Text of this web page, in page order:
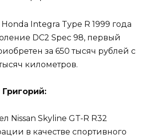
Honda Integra Type R 1999 года
DC2 Spec 98, первый
за 650 тысяч рублей с
километров.
Григорий:
Nissan Skyline GT-R R32
в качестве спортивного